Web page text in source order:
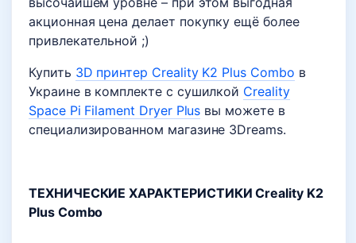
акционная цена делает покупку ещё более
привлекательной ;)
Купить 3D принтер Creality K2 Plus Combo в
Украине в комплекте с сушилкой Creality
Space Pi Filament Dryer Plus вы можете в
специализированном магазине 3Dreams.
ТЕХНИЧЕСКИЕ ХАРАКТЕРИСТИКИ Creality K2
Plus Combo